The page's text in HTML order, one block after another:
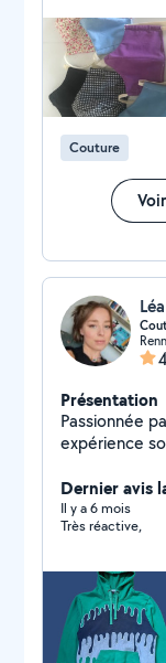
Couture
Présentation
Passionnée
expérience
Que vous
pièces
votre
tout en
simple
pour donner
N'hésitez
Dernier avis
Il y a 6 mois
Très réactive,